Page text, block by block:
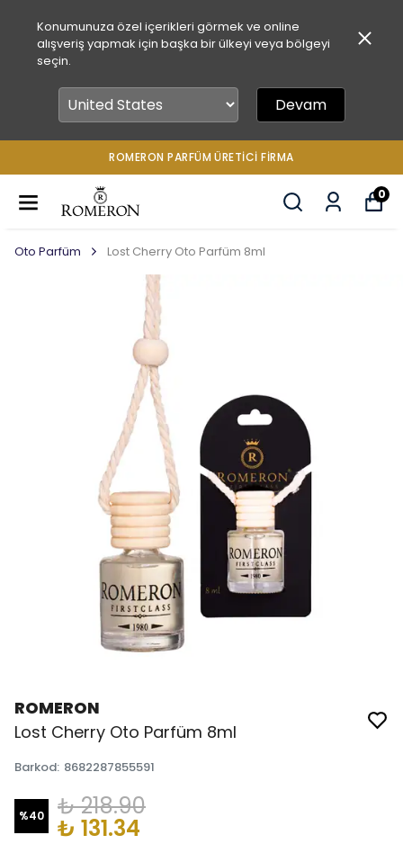
Konumunuza özel içerikleri görmek ve online
alışveriş yapmak için başka bir ülkeyi veya bölgeyi
seçin.
Devam
ROMERON PARFÜM ÜRETICI FIRMA
0
Oto Parfüm Lost Cherry Oto Parfüm 8ml
ROMERON
Lost Cherry Oto Parfüm 8ml
Barkod: 8682287855591
%40 ₺ 218.90
₺ 131.34